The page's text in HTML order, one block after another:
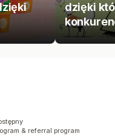
dzięki
& referral program